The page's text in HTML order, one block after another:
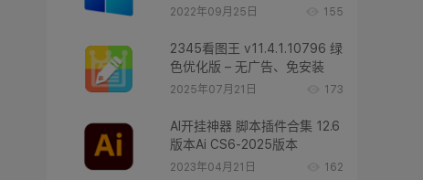
2022年09月25日 155
2345看图王 v11.4.1.10796 绿
色优化版 – 无广告、免安装
2025年07月21日 173
AI开挂神器 脚本插件合集 12.6
版本Ai CS6-2025版本
2023年04月21日 162